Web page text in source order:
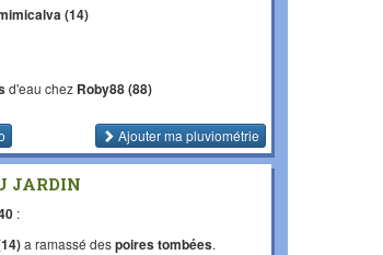
(14)
d'eau chez Roby88 (88)
Ajouter ma pluviométrie
JARDIN
:
a ramassé despoires tombées.